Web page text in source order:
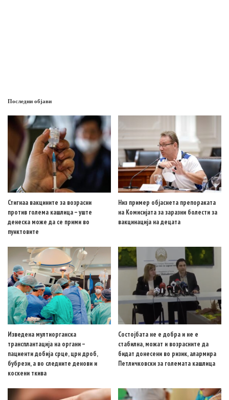
Последни објави
Стигнаа вакцините за возрасни
против голема кашлица – уште
денеска може да се прими во
пунктовите
Низ пример објаснета препораката
на Комисијата за заразни болести за
вакцинација на децата
Изведена мултиорганска
трансплантација на органи –
пациенти добија срце, црн дроб,
бубрези, а во следните денови и
коскени ткива
Состојбата не е добра и не е
стабилна, можат и возрасните да
бидат донесени во ризик, алармира
Петличковски за големата кашлица